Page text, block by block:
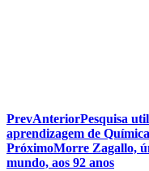
PrevAnteriorPesquisa
aprendizagem de Química
PróximoMorre Zagallo,
mundo, aos 92 anos